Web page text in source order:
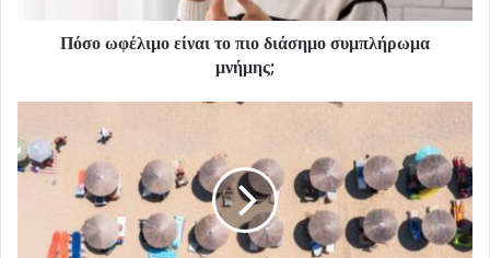
Πόσο ωφέλιμο είναι το πιο διάσημο συμπλήρωμα
μνήμης;